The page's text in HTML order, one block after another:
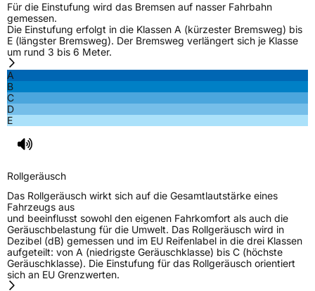
Für die Einstufung wird das Bremsen auf nasser Fahrbahn
gemessen.
Die Einstufung erfolgt in die Klassen A (kürzester Bremsweg) bis
E (längster Bremsweg). Der Bremsweg verlängert sich je Klasse
um rund 3 bis 6 Meter.
A
B
C
D
E
Rollgeräusch
Das Rollgeräusch wirkt sich auf die Gesamtlautstärke eines
Fahrzeugs aus
und beeinflusst sowohl den eigenen Fahrkomfort als auch die
Geräuschbelastung für die Umwelt. Das Rollgeräusch wird in
Dezibel (dB) gemessen und im EU Reifenlabel in die drei Klassen
aufgeteilt: von A (niedrigste Geräuschklasse) bis C (höchste
Geräuschklasse). Die Einstufung für das Rollgeräusch orientiert
sich an EU Grenzwerten.